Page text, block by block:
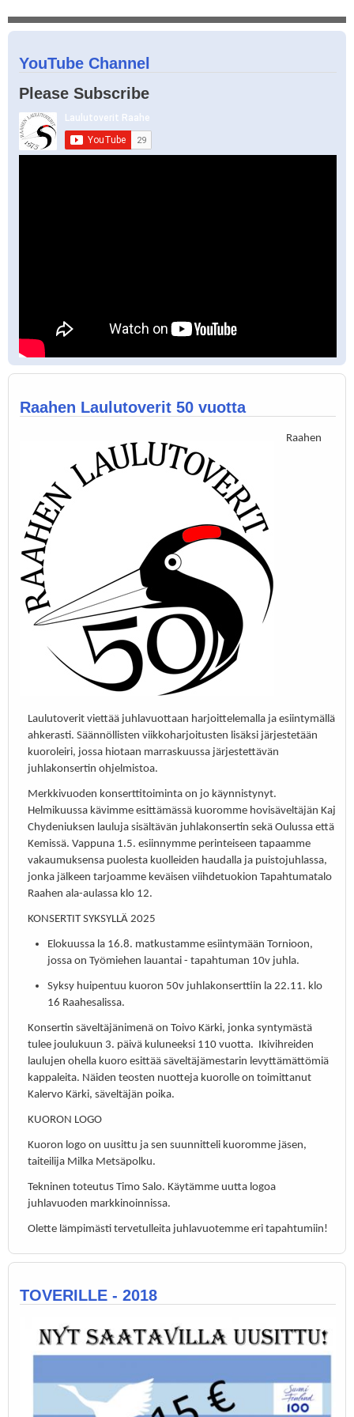
YouTube Channel
Please Subscribe
Raahen Laulutoverit 50 vuotta
Raahen
Laulutoverit viettää juhlavuottaan harjoittelemalla ja esiintymällä
ahkerasti. Säännöllisten viikkoharjoitusten lisäksi järjestetään
kuoroleiri, jossa hiotaan marraskuussa järjestettävän
juhlakonsertin ohjelmistoa.
Merkkivuoden konserttitoiminta on jo käynnistynyt.
Helmikuussa kävimme esittämässä kuoromme hovisäveltäjän Kaj
Chydeniuksen lauluja sisältävän juhlakonsertin sekä Oulussa että
Kemissä. Vappuna 1.5. esiinnymme perinteiseen tapaamme
vakaumuksensa puolesta kuolleiden haudalla ja puistojuhlassa,
jonka jälkeen tarjoamme keväisen viihdetuokion Tapahtumatalo
Raahen ala-aulassa klo 12.
KONSERTIT SYKSYLLÄ 2025
Elokuussa la 16.8. matkustamme esiintymään Tornioon,
jossa on Työmiehen lauantai - tapahtuman 10v juhla.
Syksy huipentuu kuoron 50v juhlakonserttiin la 22.11. klo
16 Raahesalissa.
Konsertin säveltäjänimenä on Toivo Kärki, jonka syntymästä
tulee joulukuun 3. päivä kuluneeksi 110 vuotta. Ikivihreiden
laulujen ohella kuoro esittää säveltäjämestarin levyttämättömiä
kappaleita. Näiden teosten nuotteja kuorolle on toimittanut
Kalervo Kärki, säveltäjän poika.
KUORON LOGO
Kuoron logo on uusittu ja sen suunnitteli kuoromme jäsen,
taiteilija Milka Metsäpolku.
Tekninen toteutus Timo Salo. Käytämme uutta logoa
juhlavuoden markkinoinnissa.
Olette lämpimästi tervetulleita juhlavuotemme eri tapahtumiin!
TOVERILLE - 2018